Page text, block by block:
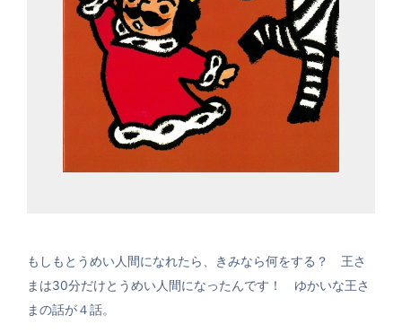
もしもとうめい人間になれたら、きみなら何をする？ 王さ
まは30分だけとうめい人間になったんです！ ゆかいな王さ
まの話が４話。